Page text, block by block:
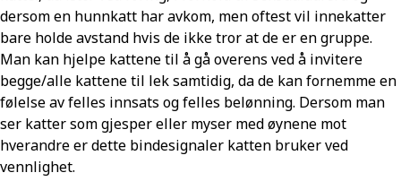
dersom en hunnkatt har avkom, men oftest vil innekatter
bare holde avstand hvis de ikke tror at de er en gruppe.
Man kan hjelpe kattene til å gå overens ved å invitere
begge/alle kattene til lek samtidig, da de kan fornemme en
følelse av felles innsats og felles belønning. Dersom man
ser katter som gjesper eller myser med øynene mot
hverandre er dette bindesignaler katten bruker ved
vennlighet.